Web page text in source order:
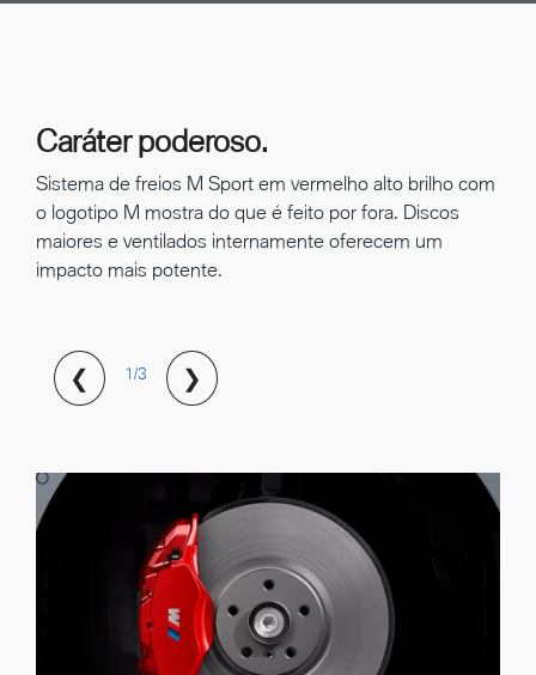
Caráter poderoso.
Sistema de freios M Sport em vermelho alto brilho com
o logotipo M mostra do que é feito por fora. Discos
maiores e ventilados internamente oferecem um
impacto mais potente.
❮ 1/3 ❯